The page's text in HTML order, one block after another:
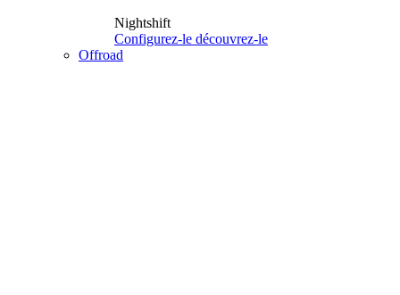
Nightshift
Configurez-le découvrez-le
Offroad